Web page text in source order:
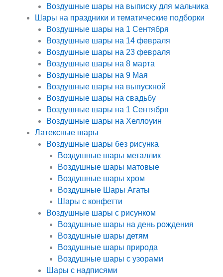
Воздушные шары на выписку для мальчика
Шары на праздники и тематические подборки
Воздушные шары на 1 Сентября
Воздушные шары на 14 февраля
Воздушные шары на 23 февраля
Воздушные шары на 8 марта
Воздушные шары на 9 Мая
Воздушные шары на выпускной
Воздушные шары на свадьбу
Воздушные шары на 1 Сентября
Воздушные шары на Хеллоуин
Латексные шары
Воздушные шары без рисунка
Воздушные шары металлик
Воздушные шары матовые
Воздушные шары хром
Воздушные Шары Агаты
Шары с конфетти
Воздушные шары с рисунком
Воздушные шары на день рождения
Воздушные шары детям
Воздушные шары природа
Воздушные шары с узорами
Шары с надписями